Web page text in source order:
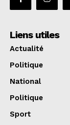
Liens utiles
Actualité
Politique
National
Politique
Sport